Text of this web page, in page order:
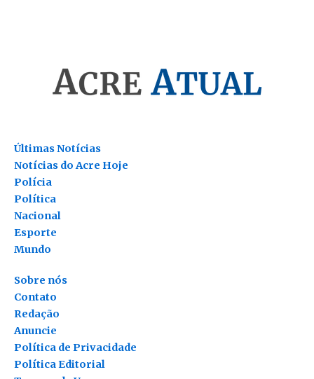
Últimas Notícias
Notícias do Acre Hoje
Polícia
Política
Nacional
Esporte
Mundo
Contato
Redação
Anuncie
Política de Privacidade
Política Editorial
Sobre nós